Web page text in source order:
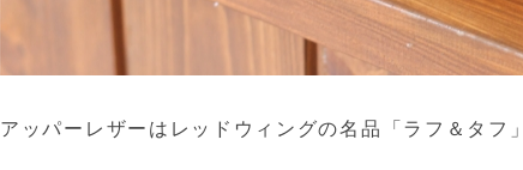
アッパーレザーはレッドウィングの名品「ラフ＆タフ」